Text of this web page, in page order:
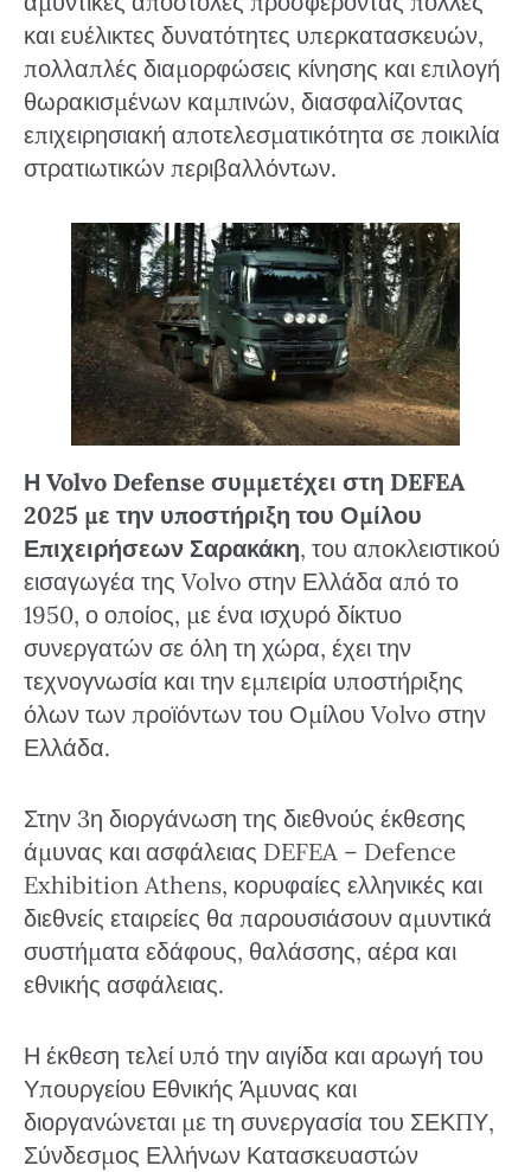
και ευέλικτες δυνατότητες υπερκατασκευών,
πολλαπλές διαμορφώσεις κίνησης και επιλογή
θωρακισμένων καμπινών, διασφαλίζοντας
επιχειρησιακή αποτελεσματικότητα σε ποικιλία
στρατιωτικών περιβαλλόντων.
Η Volvo Defense συμμετέχει στη DEFEA
2025 με την υποστήριξη του Ομίλου
Επιχειρήσεων Σαρακάκη, του αποκλειστικού
εισαγωγέα της Volvo στην Ελλάδα από το
1950, ο οποίος, με ένα ισχυρό δίκτυο
συνεργατών σε όλη τη χώρα, έχει την
τεχνογνωσία και την εμπειρία υποστήριξης
όλων των προϊόντων του Ομίλου Volvo στην
Ελλάδα.
Στην 3η διοργάνωση της διεθνούς έκθεσης
άμυνας και ασφάλειας DEFEA – Defence
Exhibition Athens, κορυφαίες ελληνικές και
διεθνείς εταιρείες θα παρουσιάσουν αμυντικά
συστήματα εδάφους, θαλάσσης, αέρα και
εθνικής ασφάλειας.
Η έκθεση τελεί υπό την αιγίδα και αρωγή του
Υπουργείου Εθνικής Άμυνας και
διοργανώνεται με τη συνεργασία του ΣΕΚΠΥ,
Σύνδεσμος Ελλήνων Κατασκευαστών